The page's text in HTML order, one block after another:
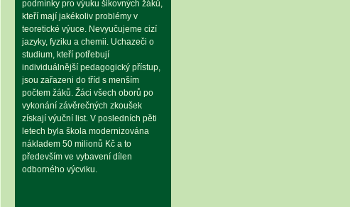
podmínky pro výuku šikovných žáků,
kteří mají jakékoliv problémy v
teoretické výuce. Nevyučujeme cizí
jazyky, fyziku a chemii. Uchazeči o
studium, kteří potřebují
individuálnější pedagogický přístup,
jsou zařazeni do tříd s menším
počtem žáků. Žáci všech oborů po
vykonání závěrečných zkoušek
získají výuční list. V posledních pěti
letech byla škola modernizována
nákladem 50 milionů Kč a to
především ve vybavení dílen
odborného výcviku.